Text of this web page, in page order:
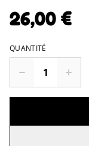
26,00 €
QUANTITÉ